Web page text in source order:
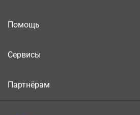
Помощь
Сервисы
Партнёрам